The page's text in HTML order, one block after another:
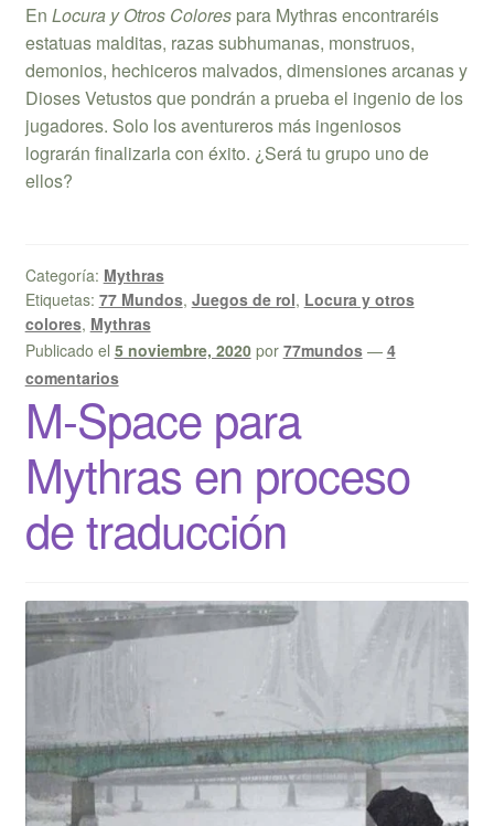
En Locura y Otros Colorespara Mythras encontraréis
estatuas malditas, razas subhumanas, monstruos,
demonios, hechiceros malvados, dimensiones arcanas y
Dioses Vetustos que pondrán a prueba el ingenio de los
jugadores. Solo los aventureros más ingeniosos
lograrán finalizarla con éxito. ¿Será tu grupo uno de
ellos?
Categoría: Mythras
Etiquetas: 77 Mundos, Juegos de rol, Locura y otros
colores, Mythras
Publicado el 5 noviembre, 2020 por 77mundos — 4
comentarios
M-Space para
Mythras en proceso
de traducción